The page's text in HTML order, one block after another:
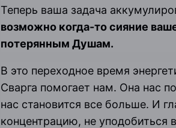
Теперь ваша задача
возможно когда-то сияние
потерянным Душам.
В это переходное время
Сварга помогает нам. Она нас
нас становится все больше. И
концентрацию, не